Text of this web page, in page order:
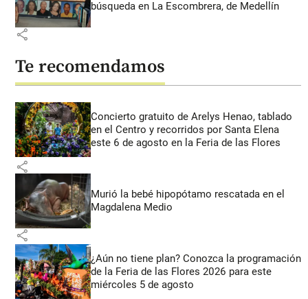
búsqueda en La Escombrera, de Medellín
share
Te recomendamos
Concierto gratuito de Arelys Henao, tablado
en el Centro y recorridos por Santa Elena
este 6 de agosto en la Feria de las Flores
share
Murió la bebé hipopótamo rescatada en el
Magdalena Medio
share
¿Aún no tiene plan? Conozca la programación
de la Feria de las Flores 2026 para este
miércoles 5 de agosto